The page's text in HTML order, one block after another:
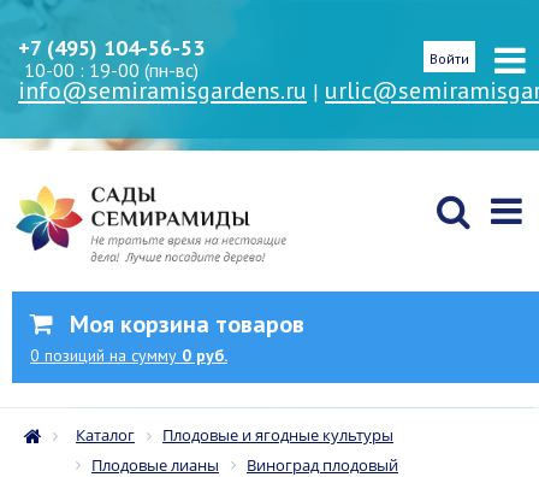
+7 (495) 104-56-53
10-00 : 19-00 (пн-вс)
info@semiramisgardens.ru |
Войти
Моя корзина товаров
0 позиций на сумму 0 руб.
Каталог
Плодовые и ягодные культуры
Плодовые лианы
Виноград плодовый